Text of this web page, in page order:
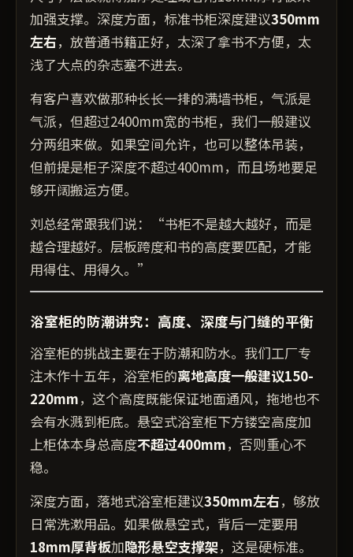
加强支撑。深度方面，标准书柜深度建议350mm
左右，放普通书籍正好，太深了拿书不方便，太
浅了大点的杂志塞不进去。
有客户喜欢做那种长长一排的满墙书柜，气派是
气派，但超过2400mm宽的书柜，我们一般建议
分两组来做。如果空间允许，也可以整体吊装，
但前提是柜子深度不超过400mm，而且场地要足
够开阔搬运方便。
刘总经常跟我们说：“书柜不是越大越好，而是
越合理越好。层板跨度和书的高度要匹配，才能
用得住、用得久。”
浴室柜的防潮讲究：高度、深度与门缝的平衡
浴室柜的挑战主要在于防潮和防水。我们工厂专
注木作十五年，浴室柜的离地高度一般建议150-
220mm，这个高度既能保证地面通风，拖地也不
会有水溅到柜底。悬空式浴室柜下方镂空高度加
上柜体本身总高度不超过400mm，否则重心不
稳。
深度方面，落地式浴室柜建议350mm左右，够放
日常洗漱用品。如果做悬空式，背后一定要用
18mm厚背板加隐形悬空支撑架，这是硬标准。